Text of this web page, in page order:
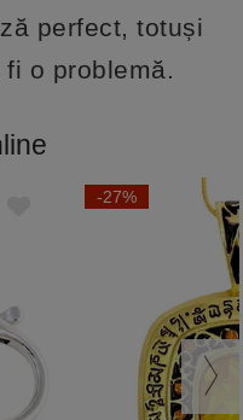
perfect, totuși
o problemă.
-27%